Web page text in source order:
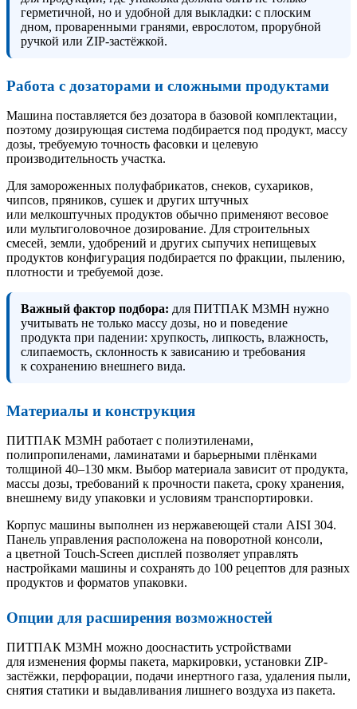
герметичной, но и удобной для выкладки: с плоским
дном, проваренными гранями, еврослотом, прорубной
ручкой или ZIP-застёжкой.
Работа с дозаторами и сложными продуктами
Машина поставляется без дозатора в базовой комплектации,
поэтому дозирующая система подбирается под продукт, массу
дозы, требуемую точность фасовки и целевую
производительность участка.
Для замороженных полуфабрикатов, снеков, сухариков,
чипсов, пряников, сушек и других штучных
или мелкоштучных продуктов обычно применяют весовое
или мультиголовочное дозирование. Для строительных
смесей, земли, удобрений и других сыпучих непищевых
продуктов конфигурация подбирается по фракции, пылению,
плотности и требуемой дозе.
Важный фактор подбора: для ПИТПАК М3МН нужно
учитывать не только массу дозы, но и поведение
продукта при падении: хрупкость, липкость, влажность,
слипаемость, склонность к зависанию и требования
к сохранению внешнего вида.
Материалы и конструкция
ПИТПАК М3МН работает с полиэтиленами,
полипропиленами, ламинатами и барьерными плёнками
толщиной 40–130 мкм. Выбор материала зависит от продукта,
массы дозы, требований к прочности пакета, сроку хранения,
внешнему виду упаковки и условиям транспортировки.
Корпус машины выполнен из нержавеющей стали AISI 304.
Панель управления расположена на поворотной консоли,
а цветной Touch-Screen дисплей позволяет управлять
настройками машины и сохранять до 100 рецептов для разных
продуктов и форматов упаковки.
Опции для расширения возможностей
ПИТПАК М3МН можно дооснастить устройствами
для изменения формы пакета, маркировки, установки ZIP-
застёжки, перфорации, подачи инертного газа, удаления пыли,
снятия статики и выдавливания лишнего воздуха из пакета.